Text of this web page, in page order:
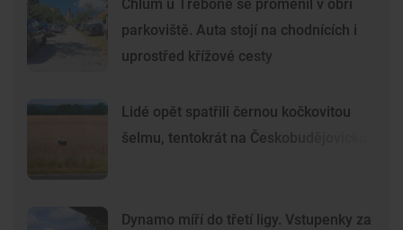
Chlum u Třeboně se proměnil v obří
parkoviště. Auta stojí na chodnících i
uprostřed křížové cesty
Lidé opět spatřili černou kočkovitou
šelmu, tentokrát na Českobudějovicku
Dynamo míří do třetí ligy. Vstupenky za